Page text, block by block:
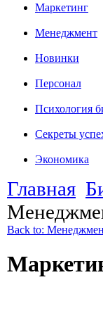
Маркетинг
Менеджмент
Новинки
Персонал
Психология
Секреты
Экономика
Главная
Back to: